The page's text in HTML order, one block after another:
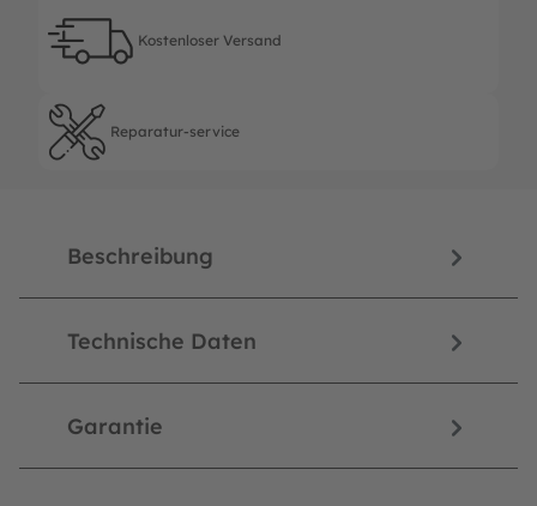
Kostenloser Versand
Kostenloser Versand
Reparatur-service
Reparatur-service
Beschreibung
Technische Daten
Garantie